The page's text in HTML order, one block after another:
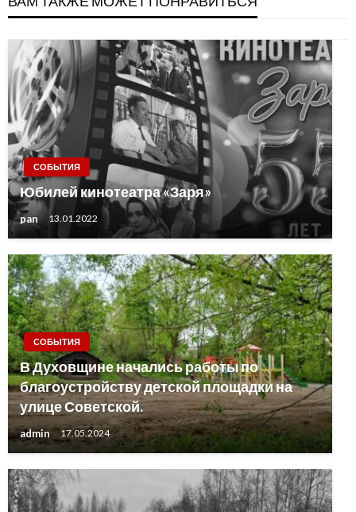
СОБЫТИЯ
Юбилей кинотеатра «Заря»
pan 13.01.2022
СОБЫТИЯ
В Духовщине начались работы по
благоустройству детской площадки на
улице Советской.
admin 17.05.2024